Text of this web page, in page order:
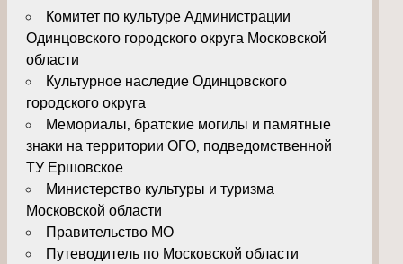
Комитет по культуре Администрации
Одинцовского городского округа Московской
области
Культурное наследие Одинцовского
городского округа
Мемориалы, братские могилы и памятные
знаки на территории ОГО, подведомственной
ТУ Ершовское
Министерство культуры и туризма
Московской области
Правительство МО
Путеводитель по Московской области